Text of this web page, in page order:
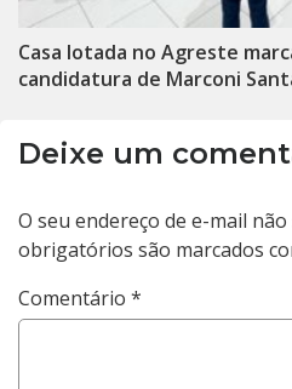
Casa lotada no Agreste
candidatura de Marconi
Deixe um
O seu endereço de e-mail
obrigatórios são marcados
Comentário *